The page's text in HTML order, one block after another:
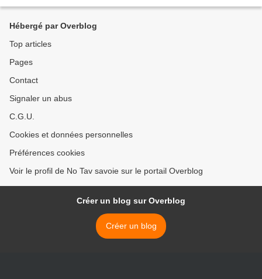
Hébergé par Overblog
Top articles
Pages
Contact
Signaler un abus
C.G.U.
Cookies et données personnelles
Préférences cookies
Voir le profil de No Tav savoie sur le portail Overblog
Créer un blog sur Overblog
Créer un blog